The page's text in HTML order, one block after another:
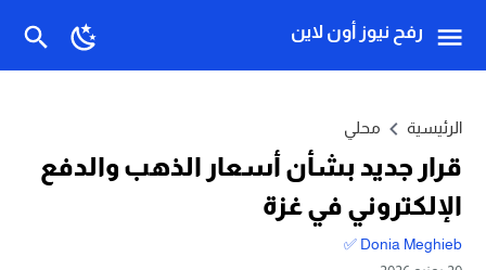
رفح نيوز أون لاين
الرئيسية محلي
قرار جديد بشأن أسعار الذهب والدفع
الإلكتروني في غزة
Donia Meghieb ✅